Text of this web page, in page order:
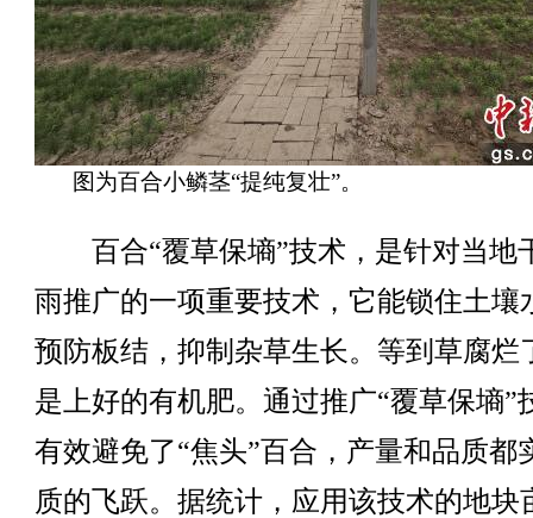
图为百合小鳞茎“提纯复壮”。
百合“覆草保墒”技术，是针对当地
雨推广的一项重要技术，它能锁住土壤
预防板结，抑制杂草生长。等到草腐烂
是上好的有机肥。通过推广“覆草保墒”
有效避免了“焦头”百合，产量和品质都
质的飞跃。据统计，应用该技术的地块